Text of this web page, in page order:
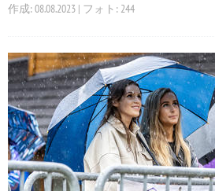
作成: 08.08.2023 | フォト: 244